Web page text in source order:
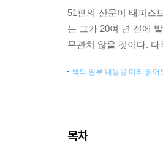
51편의 산문이 태피스
는 그가 20여 년 전에
무관치 않을 것이다.
책의 일부 내용을 미리 읽어
목차